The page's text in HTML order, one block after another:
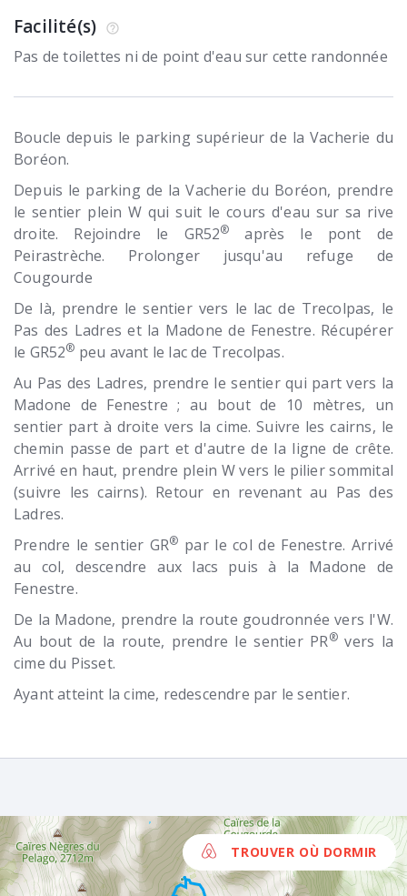
Facilité(s)
Pas de toilettes ni de point d'eau sur cette randonnée
Boucle depuis le parking supérieur de la Vacherie du
Boréon.
Depuis le parking de la Vacherie du Boréon, prendre
le sentier plein W qui suit le cours d'eau sur sa rive
droite. Rejoindre le GR52®
après le pont de
Peirastrèche. Prolonger jusqu'au refuge de
Cougourde
De là, prendre le sentier vers le lac de Trecolpas, le
Pas des Ladres et la Madone de Fenestre. Récupérer
le GR52® peu avant le lac de Trecolpas.
Au Pas des Ladres, prendre le sentier qui part vers la
Madone de Fenestre ; au bout de 10 mètres, un
sentier part à droite vers la cime. Suivre les cairns, le
chemin passe de part et d'autre de la ligne de crête.
Arrivé en haut, prendre plein W vers le pilier sommital
(suivre les cairns). Retour en revenant au Pas des
Ladres.
Prendre le sentier GR® par le col de Fenestre. Arrivé
au col, descendre aux lacs puis à la Madone de
Fenestre.
De la Madone, prendre la route goudronnée vers l'W.
Au bout de la route, prendre le sentier PR®vers la
cime du Pisset.
Ayant atteint la cime, redescendre par le sentier.
TROUVER OÙ DORMIR